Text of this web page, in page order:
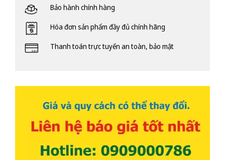
Bảo hành chính hàng
Hóa đơn sản phẩm đầy đủ chính hãng
Thanh toán trực tuyến an toàn, bảo mật